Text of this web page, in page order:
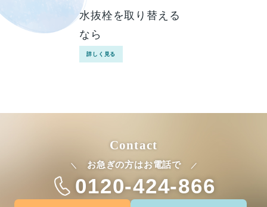
水抜栓を取り替える
なら
詳しく見る
Contact
＼ お急ぎの方はお電話で ／
0120-424-866